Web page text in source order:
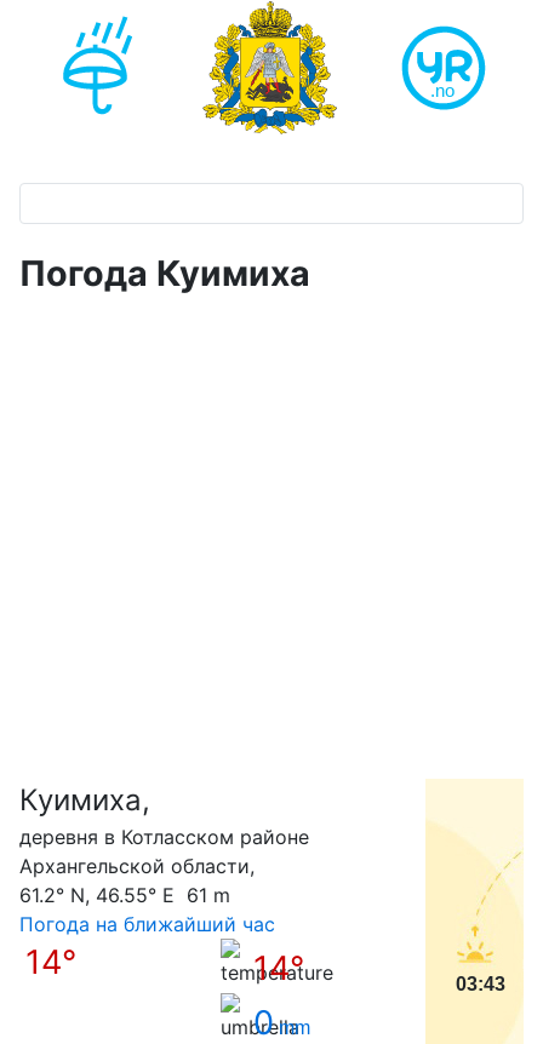
Погода Куимиха
Куимиха,
деревня в Котласском районе
Архангельской области,
61.2° N, 46.55° E 61 m
Погода на ближайший час
14°
14°
0mm
03:43